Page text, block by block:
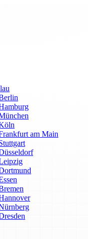
am Main